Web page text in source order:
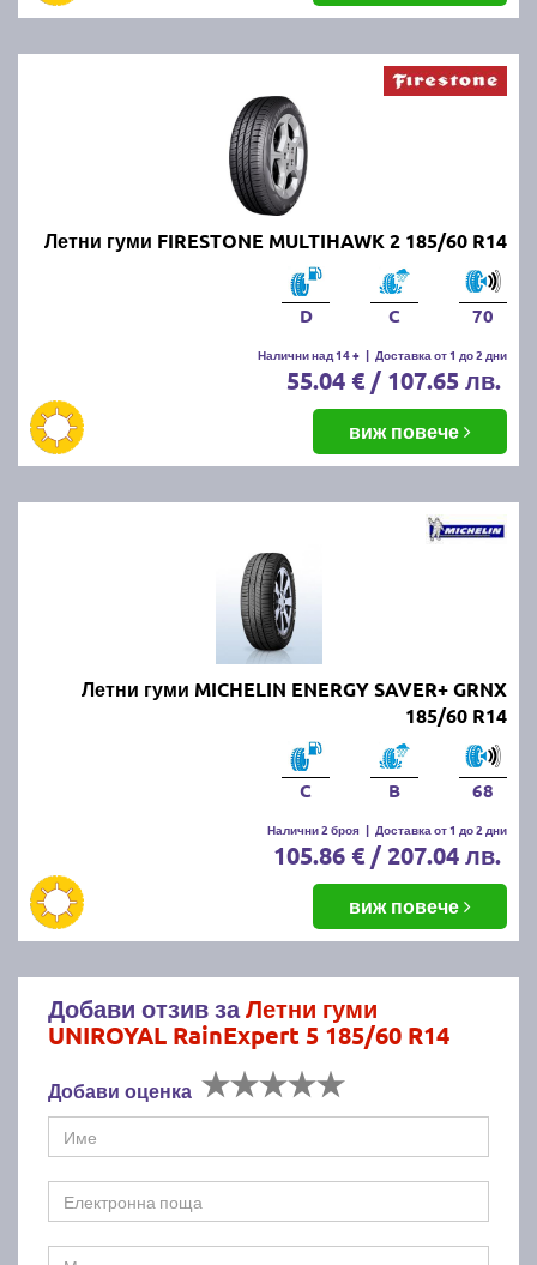
Летни гуми FIRESTONE MULTIHAWK 2 185/60 R14
D C 70
Налични над 14 + | Доставка от 1 до 2 дни
55.04 € / 107.65 лв.
виж повече
Летни гуми MICHELIN ENERGY SAVER+ GRNX
185/60 R14
C B 68
Налични 2 броя | Доставка от 1 до 2 дни
105.86 € / 207.04 лв.
виж повече
Добави отзив заЛетни гуми
UNIROYAL RainExpert 5 185/60 R14
Добави оценка